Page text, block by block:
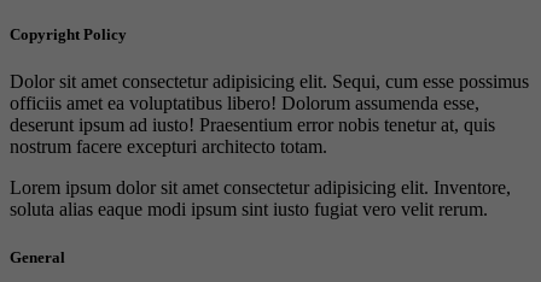
Copyright Policy
Dolor sit amet consectetur adipisicing elit. Sequi, cum esse possimus
officiis amet ea voluptatibus libero! Dolorum assumenda esse,
deserunt ipsum ad iusto! Praesentium error nobis tenetur at, quis
nostrum facere excepturi architecto totam.
Lorem ipsum dolor sit amet consectetur adipisicing elit. Inventore,
soluta alias eaque modi ipsum sint iusto fugiat vero velit rerum.
General